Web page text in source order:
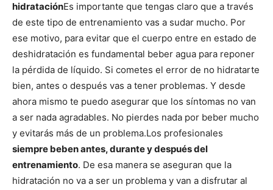
hidrataciónEs importante que tengas claro que a través
de este tipo de entrenamiento vas a sudar mucho. Por
ese motivo, para evitar que el cuerpo entre en estado de
deshidratación es fundamental beber agua para reponer
la pérdida de líquido. Si cometes el error de no hidratarte
bien, antes o después vas a tener problemas. Y desde
ahora mismo te puedo asegurar que los síntomas no van
a ser nada agradables. No pierdes nada por beber mucho
y evitarás más de un problema.Los profesionales
siempre beben antes, durante y después del
entrenamiento. De esa manera se aseguran que la
hidratación no va a ser un problema y van a disfrutar al